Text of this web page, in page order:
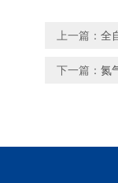
上一篇： 全
下一篇： 氮